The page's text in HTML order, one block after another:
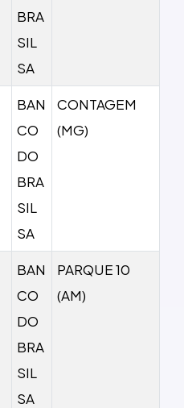
BRA
SIL
SA
BAN
CO
DO
BRA
SIL
SA
CONTAGEM
(MG)
BAN
CO
DO
BRA
SIL
SA
PARQUE 10
(AM)